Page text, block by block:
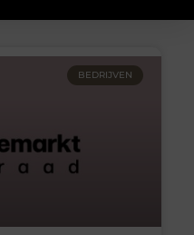
BEDRIJVEN